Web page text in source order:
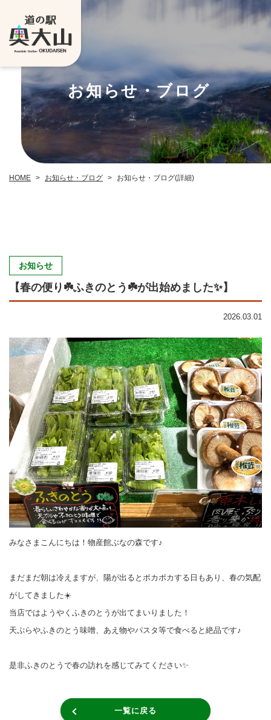
お知らせ・ブログ
HOME > お知らせ・ブログ > お知らせ・ブログ(詳細)
お知らせ
【春の便り☘️ふきのとう☘️が出始めました✨】
2026.03.01
みなさまこんにちは！物産館ぶなの森です♪
まだまだ朝は冷えますが、陽が出るとポカポカする日もあり、春の気配
がしてきました☀️
当店ではようやくふきのとうが出てまいりました！
天ぷらやふきのとう味噌、あえ物やパスタ等で食べると絶品です♪
是非ふきのとうで春の訪れを感じてみてください✨
一覧に戻る